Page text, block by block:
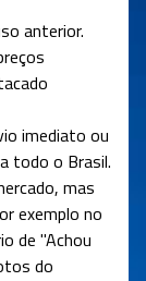
anterior.
imediato ou
todo o Brasil.
mas
exemplo no
de "Achou
do